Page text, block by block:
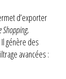
d’exporter
Shopping,
génère des
avancées :